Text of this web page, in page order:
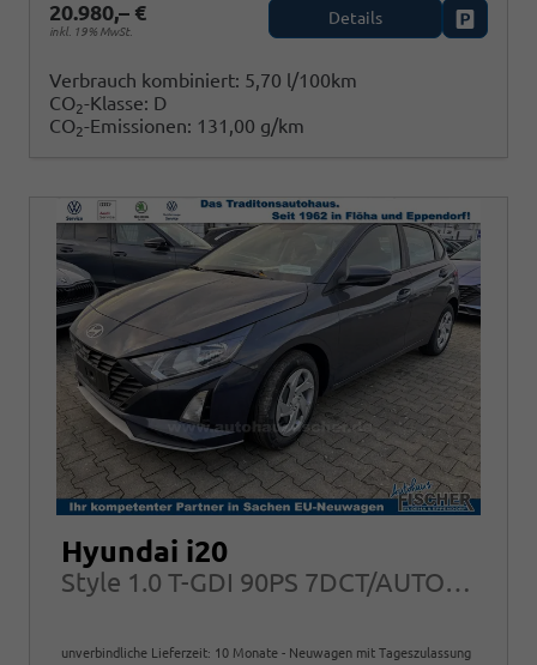
20.980,– €
inkl. 19% MwSt.
Details
Verbrauch kombiniert: 5,70 l/100km
CO2-Klasse: D
CO2-Emissionen: 131,00 g/km
Hyundai i20
Style 1.0 T-GDI 90PS 7DCT/AUTOMATIK, FULL-LED NAVI Sitzheizung ALU Klimaautomatik RFK
unverbindliche Lieferzeit: 10 Monate Neuwagen mit Tageszulassung